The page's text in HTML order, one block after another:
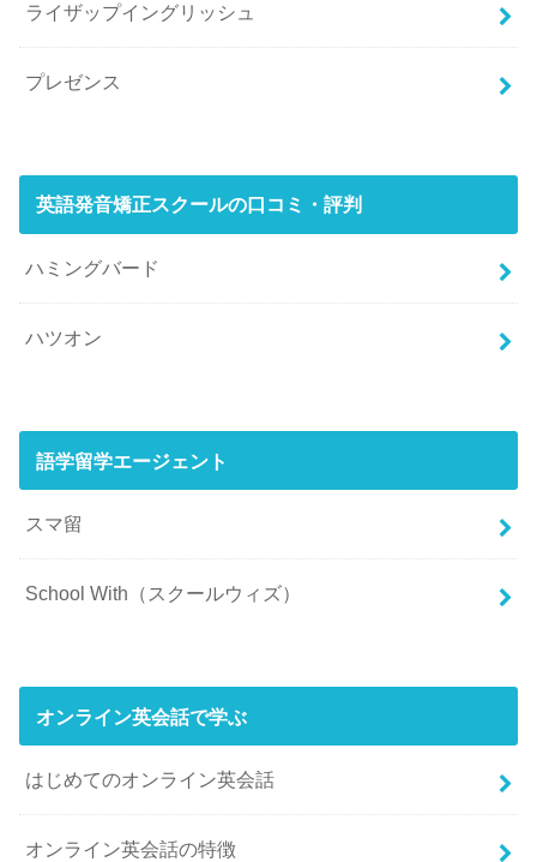
ライザップイングリッシュ
プレゼンス
英語発音矯正スクールの口コミ・評判
ハミングバード
ハツオン
語学留学エージェント
スマ留
School With（スクールウィズ）
オンライン英会話で学ぶ
はじめてのオンライン英会話
オンライン英会話の特徴